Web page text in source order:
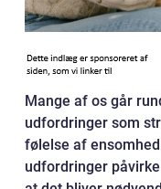
Mange af os går
udfordringer som
følelse af
udfordringer